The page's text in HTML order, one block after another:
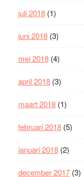
juli 2018(1)
juni 2018(3)
mei 2018(4)
april 2018(3)
maart 2018(1)
februari 2018(5)
januari 2018(2)
december 2017(3)